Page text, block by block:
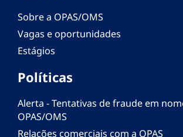
Sobre a OPAS/OMS
Vagas e oportunidades
Estágios
Políticas
Alerta - Tentativas de fraude em
OPAS/OMS
Relações comerciais com a OPAS